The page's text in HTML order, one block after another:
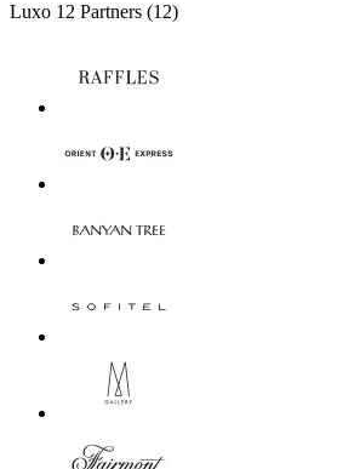
Luxo 12 Partners (12)